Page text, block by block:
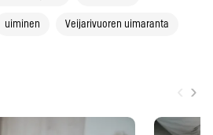
uiminen Veijarivuoren uimaranta
›